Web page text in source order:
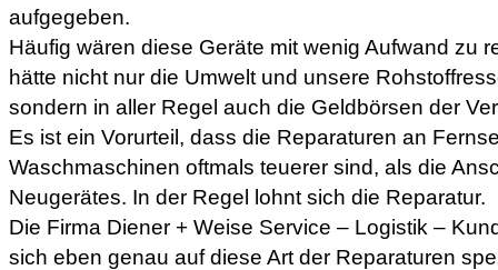
aufgegeben.
Häufig wären diese Geräte mit wenig Aufwand zu
hätte nicht nur die Umwelt und unsere
sondern in aller Regel auch die Geldbörsen der
Es ist ein Vorurteil, dass die Reparaturen an
Waschmaschinen oftmals teuerer sind, als die
Neugerätes. In der Regel lohnt sich die Reparatur.
Die Firma Diener + Weise Service – Logistik –
sich eben genau auf diese Art der Reparaturen